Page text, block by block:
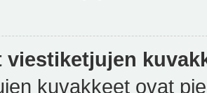
viestiketjujen
kuvakkeet ovat